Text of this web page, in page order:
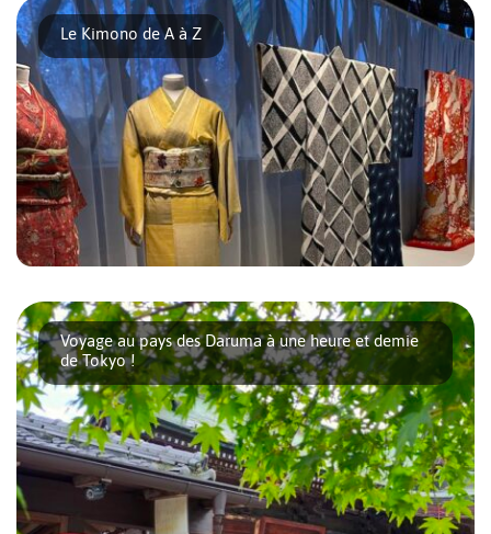
Le Kimono de A à Z
porte ». Quand on habite à [...]
Voyage au pays des Daruma à une heure et demie
de Tokyo !